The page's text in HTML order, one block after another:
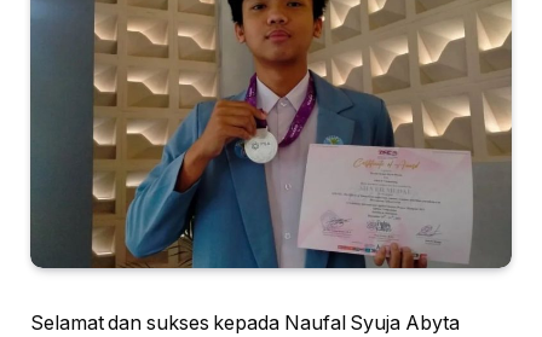
Selamat dan sukses kepada Naufal Syuja Abyta